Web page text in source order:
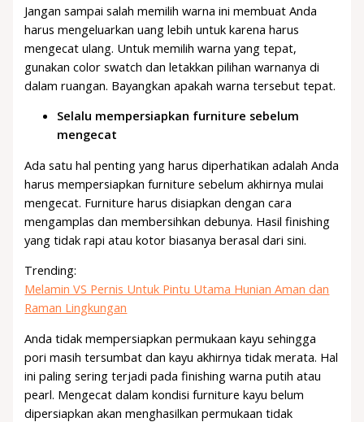
Jangan sampai salah memilih warna ini membuat Anda
harus mengeluarkan uang lebih untuk karena harus
mengecat ulang. Untuk memilih warna yang tepat,
gunakan color swatch dan letakkan pilihan warnanya di
dalam ruangan. Bayangkan apakah warna tersebut tepat.
Selalu mempersiapkan furniture sebelum
mengecat
Ada satu hal penting yang harus diperhatikan adalah Anda
harus mempersiapkan furniture sebelum akhirnya mulai
mengecat. Furniture harus disiapkan dengan cara
mengamplas dan membersihkan debunya. Hasil finishing
yang tidak rapi atau kotor biasanya berasal dari sini.
Trending:
Melamin VS Pernis Untuk Pintu Utama Hunian Aman dan
Raman Lingkungan
Anda tidak mempersiapkan permukaan kayu sehingga
pori masih tersumbat dan kayu akhirnya tidak merata. Hal
ini paling sering terjadi pada finishing warna putih atau
pearl. Mengecat dalam kondisi furniture kayu belum
dipersiapkan akan menghasilkan permukaan tidak